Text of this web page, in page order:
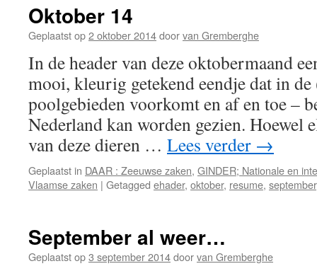
Oktober 14
Geplaatst op2 oktober 2014doorvan Gremberghe
In de header van deze oktobermaand
mooi, kleurig getekend eendje dat in
poolgebieden voorkomt en af en toe –
Nederland kan worden gezien. Hoewel
van deze dieren … Lees verder →
Geplaatst in DAAR : Zeeuwse zaken, GINDER; Nationale en
Vlaamse zaken | Getagged ehader, oktober, resume, september
September al weer…
Geplaatst op3 september 2014doorvan Gremberghe